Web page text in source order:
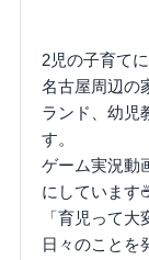
2児の子育て
名古屋周辺の
ランド、幼児
す。
ゲーム実況動
にしています
「育児って
日々のことを